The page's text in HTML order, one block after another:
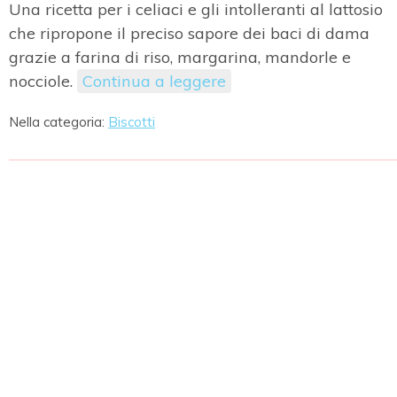
Una ricetta per i celiaci e gli intolleranti al lattosio
che ripropone il preciso sapore dei baci di dama
grazie a farina di riso, margarina, mandorle e
nocciole. Continua a leggere
Nella categoria: Biscotti